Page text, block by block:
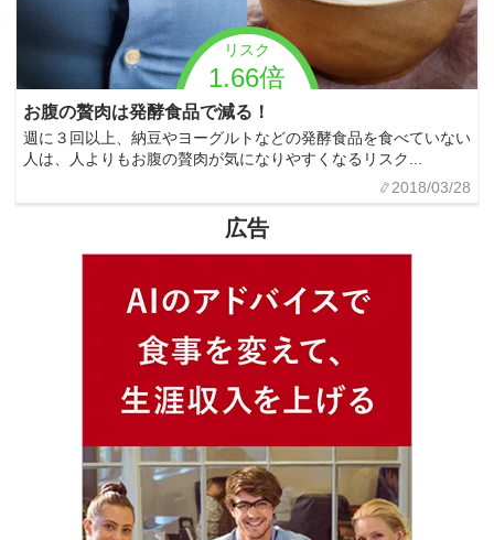
リスク
1.66倍
お腹の贅肉は発酵食品で減る！
週に３回以上、納豆やヨーグルトなどの発酵食品を食べていない
人は、人よりもお腹の贅肉が気になりやすくなるリスク...
2018/03/28
広告